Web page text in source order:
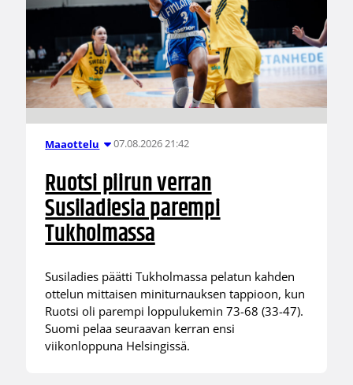
Maaottelu 07.08.2026 21:42
Ruotsi piirun verran
Susiladiesia parempi
Tukholmassa
Susiladies päätti Tukholmassa pelatun kahden
ottelun mittaisen miniturnauksen tappioon, kun
Ruotsi oli parempi loppulukemin 73-68 (33-47).
Suomi pelaa seuraavan kerran ensi
viikonloppuna Helsingissä.